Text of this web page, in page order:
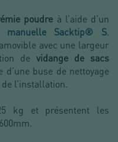
poudre à l’aide d’un
manuelle Sacktip® S.
avec une largeur
de vidange de sacs
d’une buse de nettoyage
l’installation.
kg et présentent les